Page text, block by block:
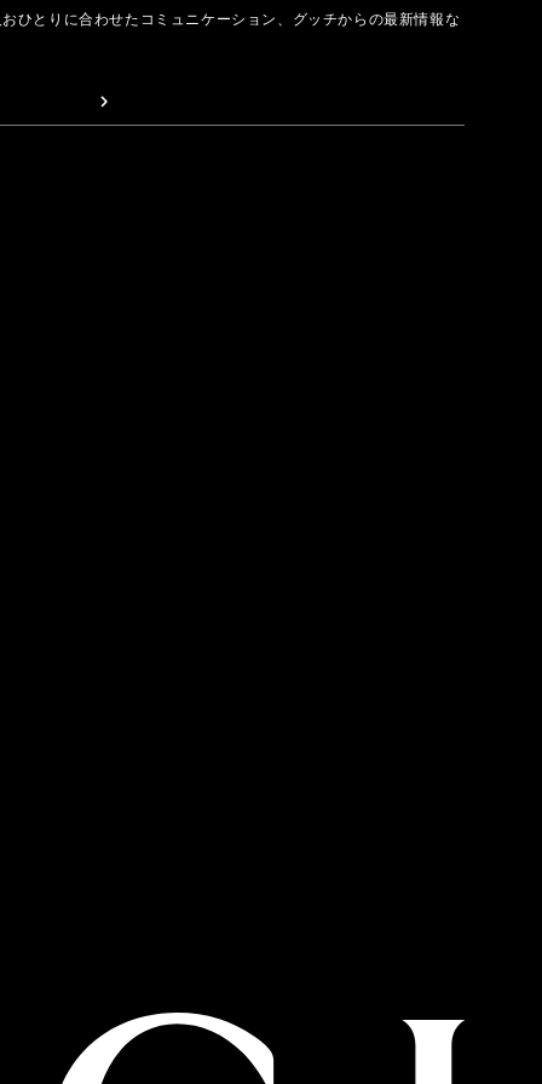
ひとりに合わせたコミュニケーション、グッチからの最新情報な